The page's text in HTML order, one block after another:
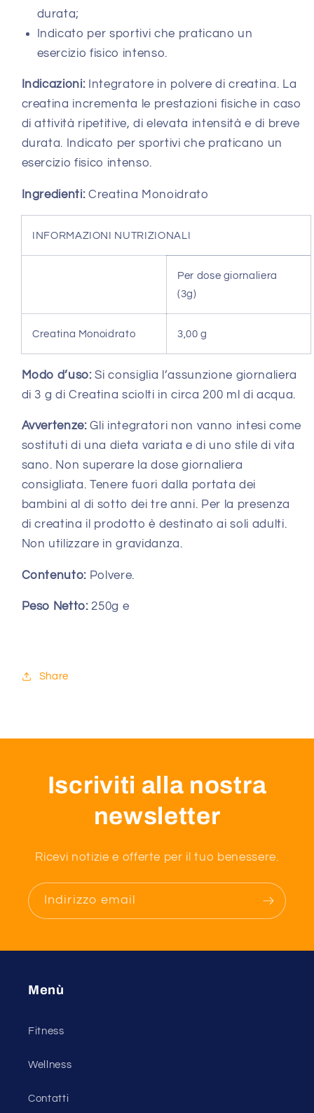
durata;
Indicato per sportivi che praticano un
esercizio fisico intenso.
Indicazioni: Integratore in polvere di creatina. La
creatina incrementa le prestazioni fisiche in caso
di attività ripetitive, di elevata intensità e di breve
durata. Indicato per sportivi che praticano un
esercizio fisico intenso.
Ingredienti:Creatina Monoidrato
INFORMAZIONI NUTRIZIONALI
Per dose giornaliera
(3g)
Creatina Monoidrato 3,00 g
Modo d’uso:Si consiglia l’assunzione giornaliera
di 3 g di Creatina sciolti in circa 200 ml di acqua.
Avvertenze:Gli integratori non vanno intesi come
sostituti di una dieta variata e di uno stile di vita
sano. Non superare la dose giornaliera
consigliata. Tenere fuori dalla portata dei
bambini al di sotto dei tre anni. Per la presenza
di creatina il prodotto è destinato ai soli adulti.
Non utilizzare in gravidanza.
Contenuto: Polvere.
Peso Netto:250g e
Share
Iscriviti alla nostra
newsletter
Ricevi notizie e offerte per il tuo benessere.
Indirizzo email
Menù
Fitness
Wellness
Contatti